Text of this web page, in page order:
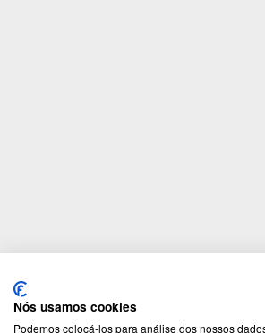
Nós usamos cookies
Podemos colocá-los para análise dos nossos